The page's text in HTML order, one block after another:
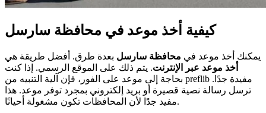
كيفية أخذ موعد في محافظة سارسل
يمكنك أخذ موعد في محافظة سارسل بعدة طرق. أفضل طريقة هي
أخذ موعد عبر الإنترنت. يتم ذلك على الموقع الرسمي. إذا كنت
بحاجة إلى موعد على الفور، فإن آلية التنبيه من preflib مفيدة جدًا.
ترسل رسالة نصية قصيرة أو بريد إلكتروني بمجرد توفر موعد. هذا
مفيد جدًا لأن المحافظات تكون مشغولة أحيانًا.